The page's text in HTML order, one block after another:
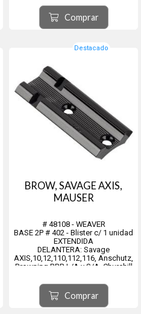
Están fabricados con aluminio de
calidad aeronáutica según
estándares precisos para resistir
un retroceso abusivo sin...
Comprar
Destacado
BROW, SAVAGE AXIS,
MAUSER
# 48108 - WEAVER
BASE 2P # 402 - Blister c/ 1 unidad
EXTENDIDA
DELANTERA: Savage
AXIS,10,12,110,112,116, Anschutz,
Browning BBR L/A y S/A, Churchill
455,XL7,XS7,X7, Mauser 98,410,
Musgrave Mark I,II,III,IV, Parker-Hale
1000,1000C,1100,1200,1700, Colt
57, Cooey, Enfield, Winc...
Comprar